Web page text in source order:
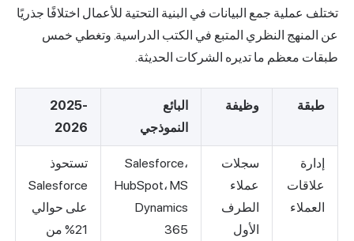
تختلف عملية جمع البيانات في البنية التحتية للأعمال اختلافًا جذريًا
عن المنهج النظري المتبع في الكتب الدراسية. وتغطي خمس
طبقات معظم ما تديره الشركات الحديثة.
طبقة وظيفة
البائع
النموذجي
2025-
2026
إدارة
علاقات
العملاء
سجلات
عملاء
الطرف
الأول
Salesforce،
HubSpot، MS
Dynamics
365
تستحوذ
Salesforce
على حوالي
21% من